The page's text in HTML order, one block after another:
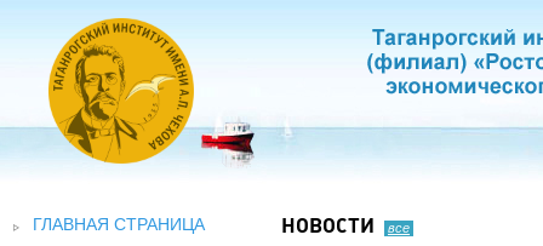
ГЛАВНАЯ СТРАНИЦА
НОВОСТИ все